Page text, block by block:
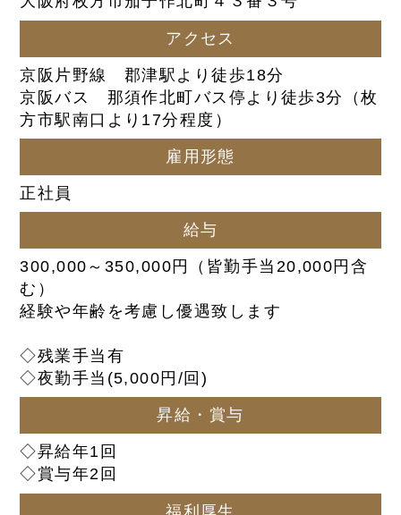
アクセス
京阪片野線 郡津駅より徒歩18分
京阪バス 那須作北町バス停より徒歩3分（枚
方市駅南口より17分程度）
雇用形態
正社員
給与
300,000～350,000円（皆勤手当20,000円含
む）
経験や年齢を考慮し優遇致します
◇残業手当有
◇夜勤手当(5,000円/回)
昇給・賞与
◇昇給年1回
◇賞与年2回
福利厚生